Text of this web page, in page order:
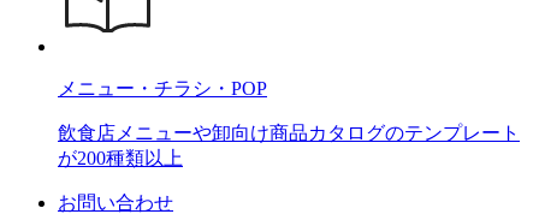
メニュー・チラシ・POP
飲食店メニューや卸向け商品カタログのテンプレート
が200種類以上
お問い合わせ